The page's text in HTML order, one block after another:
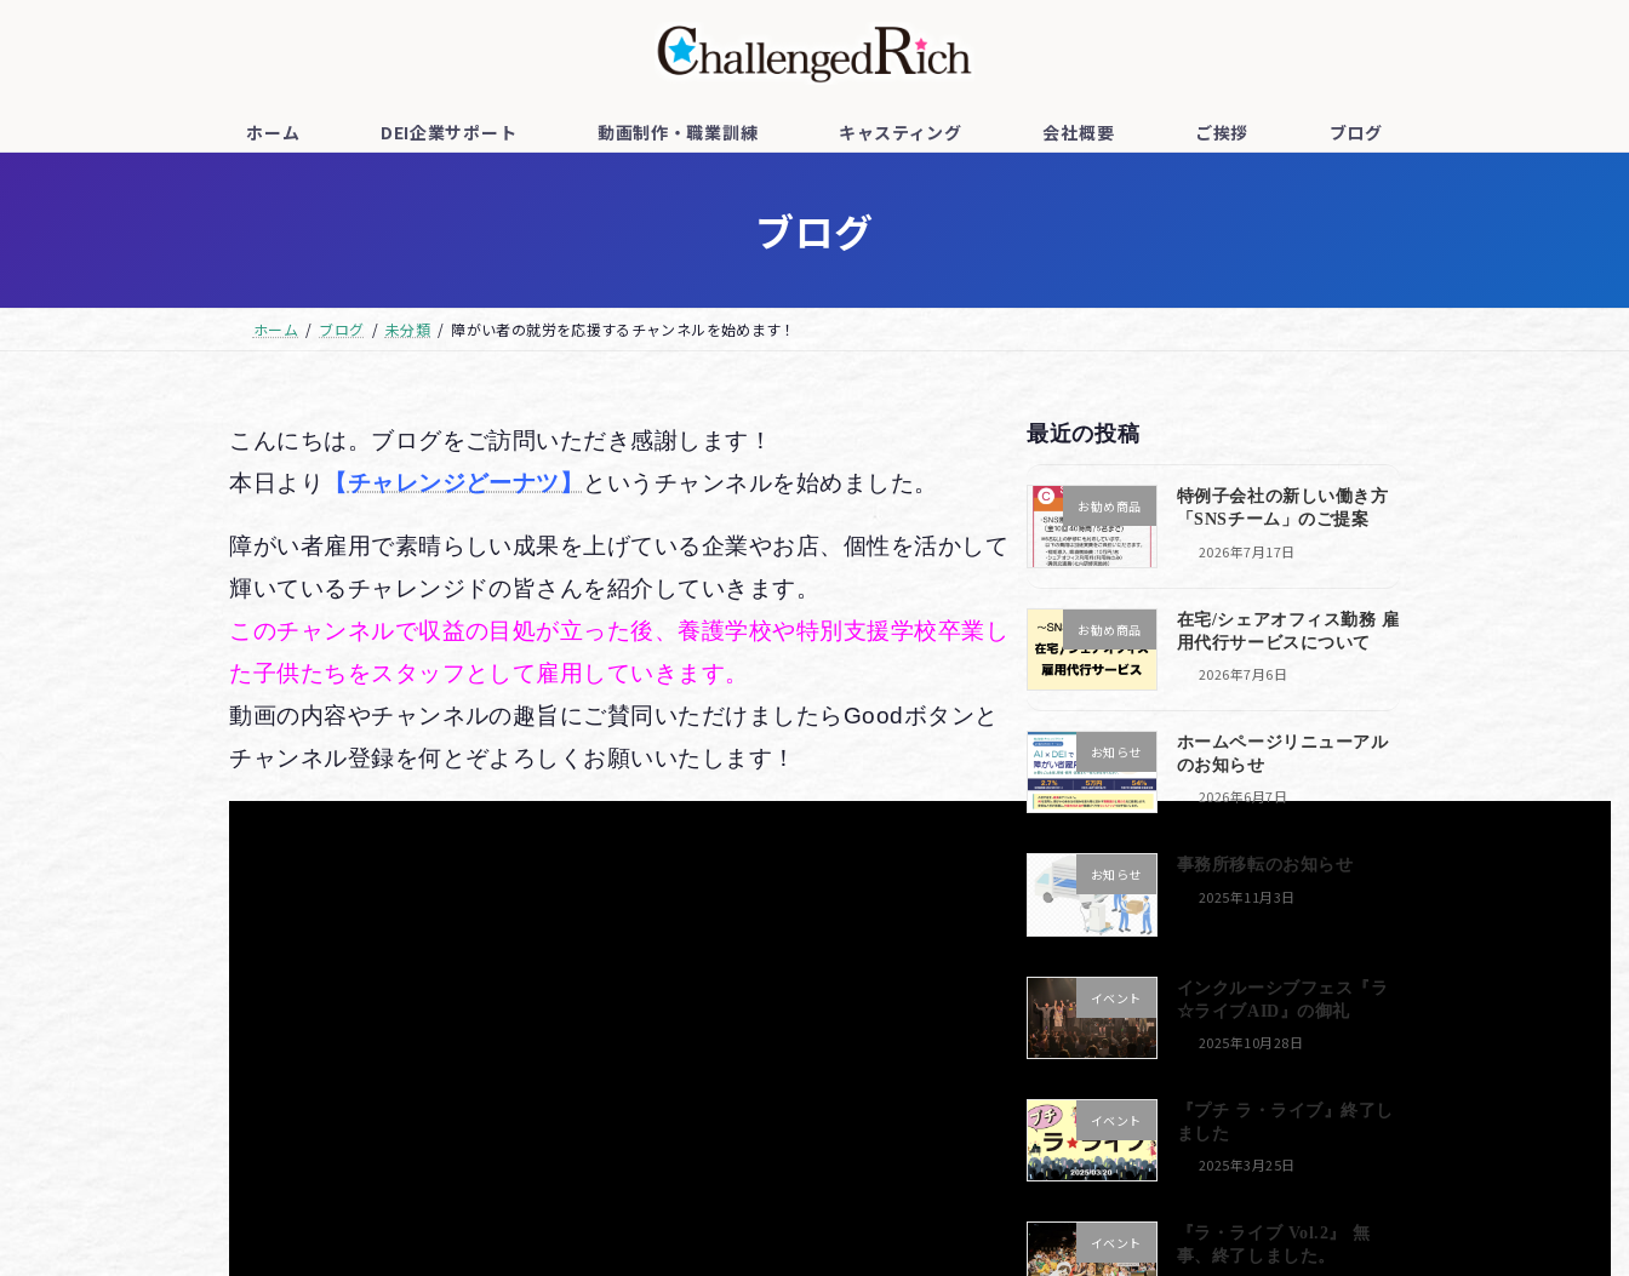
ツ
ッ
シ
移
ホーム DEI企業サポート 動画制作・職業訓練 キャスティング 会社概要 ご挨拶 ブログ
ブログ
ホーム ブログ 未分類 障がい者の就労を応援するチャンネルを始めます！
こんにちは。ブログをご訪問いただき感謝します！
本日より
【チャレンジどーナツ】 というチャンネルを始めました。
障がい者雇用で素晴らしい成果を上げている企業やお店、個性を活かして
輝いているチャレンジドの皆さんを紹介していきます。
このチャンネルで収益の目処が立った後、養護学校や特別支援学校卒業し
た子供たちをスタッフとして雇用していきます。
動画の内容やチャンネルの趣旨にご賛同いただけましたらGoodボタンと
チャンネル登録を何とぞよろしくお願いいたします！
最近の投稿
お勧め商品
特例子会社の新しい働き方
「SNSチーム」のご提案
2026年7月17日
お勧め商品
在宅/シェアオフィス勤務 雇
用代行サービスについて
2026年7月6日
お知らせ
ホームページリニューアル
のお知らせ
2026年6月7日
お知らせ
事務所移転のお知らせ
2025年11月3日
イベント
インクルーシブフェス『ラ
☆ライブAID』の御礼
2025年10月28日
イベント
『プチ ラ・ライブ』終了し
ました
2025年3月25日
イベント
『ラ・ライブ Vol.2』 無
事、終了しました。